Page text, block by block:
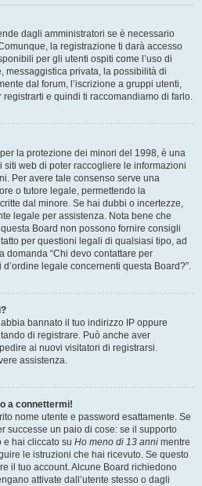
dagli amministratori se è necessario
la registrazione ti darà accesso
per gli utenti ospiti come l’uso di
messaggistica privata, la possibilità di
dal forum, l’iscrizione a gruppi utenti,
e quindi ti raccomandiamo di farlo.
la protezione dei minori del 1998, è una
siti web di poter raccogliere le informazioni
Per avere tale consenso serve una
o tutore legale, permettendo la
dal minore. Se hai dubbi o incertezze,
legale per assistenza. Nota bene che
Board non possono fornire consigli
per questioni legali di qualsiasi tipo, ad
domanda “Chi devo contattare per
legale concernenti questa Board?”.
bannato il tuo indirizzo IP oppure
di registrare. Può anche aver
ai nuovi visitatori di registrarsi.
assistenza.
a connettermi!
nome utente e password esattamente. Se
successe un paio di cose: se il supporto
hai cliccato su Ho meno di 13 anni mentre
le istruzioni che hai ricevuto. Se questo
il tuo account. Alcune Board richiedono
attivate dall’utente stesso o dagli